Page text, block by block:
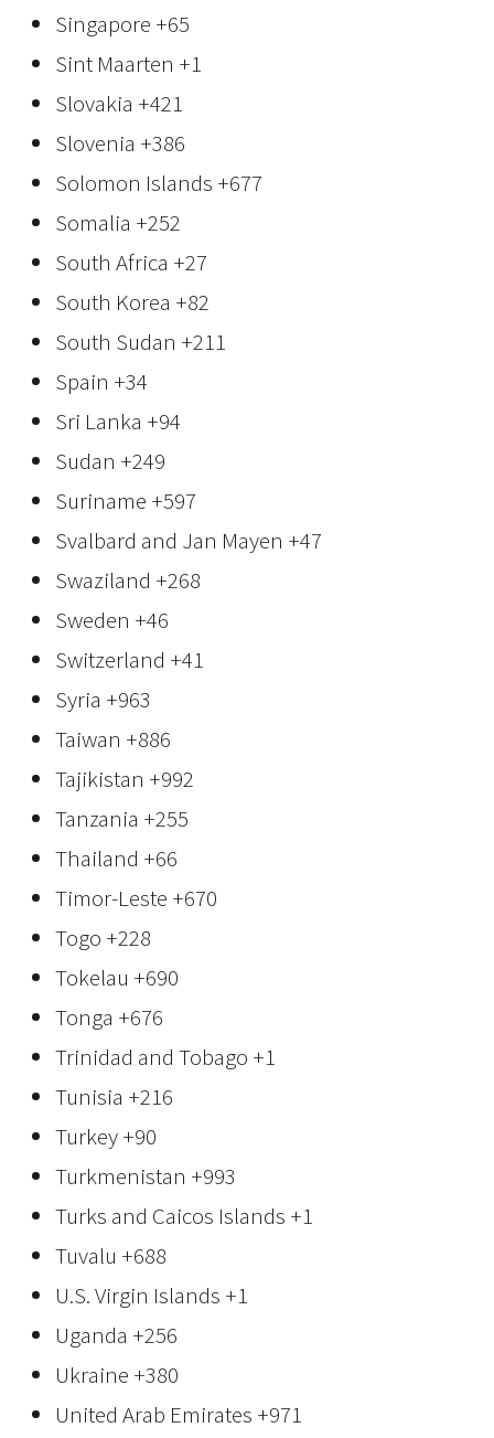
Singapore +65
Sint Maarten +1
Slovakia +421
Slovenia +386
Solomon Islands +677
Somalia +252
South Africa +27
South Korea +82
South Sudan +211
Spain +34
Sri Lanka +94
Sudan +249
Suriname +597
Svalbard and Jan Mayen +47
Swaziland +268
Sweden +46
Switzerland +41
Syria +963
Taiwan +886
Tajikistan +992
Tanzania +255
Thailand +66
Timor-Leste +670
Togo +228
Tokelau +690
Tonga +676
Trinidad and Tobago +1
Tunisia +216
Turkey+90
Turkmenistan +993
Turks and Caicos Islands +1
Tuvalu +688
U.S. Virgin Islands +1
Uganda +256
Ukraine +380
United Arab Emirates +971